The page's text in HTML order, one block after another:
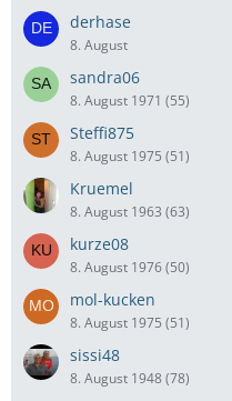
derhase
8. August
sandra06
8. August 1971 (55)
Steffi875
8. August 1975 (51)
Kruemel
8. August 1963 (63)
kurze08
8. August 1976 (50)
mol-kucken
8. August 1975 (51)
sissi48
8. August 1948 (78)